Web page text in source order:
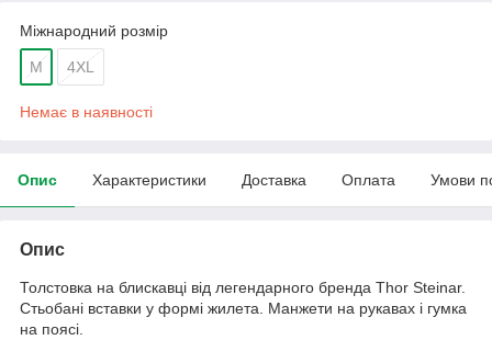
Міжнародний розмір
M 4XL
Немає в наявності
Опис Характеристики Доставка Оплата Умови
Опис
Толстовка на блискавці від легендарного бренда Thor Steinar.
Стьобані вставки у формі жилета. Манжети на рукавах і гумка
на поясі.